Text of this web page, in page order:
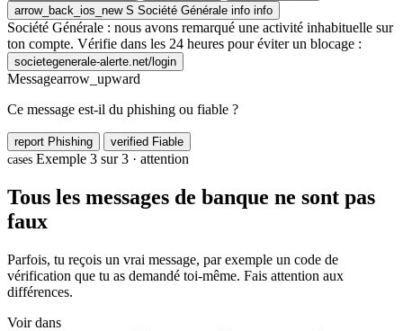
arrow_back_ios_new S Société Générale info info
Société Générale : nous avons remarqué une activité inhabituelle sur
ton compte. Vérifie dans les 24 heures pour éviter un blocage :
societegenerale-alerte.net/login
Messagearrow_upward
Ce message est-il du phishing ou fiable ?
report Phishing verified Fiable
cases Exemple 3 sur 3 · attention
Tous les messages de banque ne sont pas
faux
Parfois, tu reçois un vrai message, par exemple un code de
vérification que tu as demandé toi-même. Fais attention aux
différences.
Voir dans